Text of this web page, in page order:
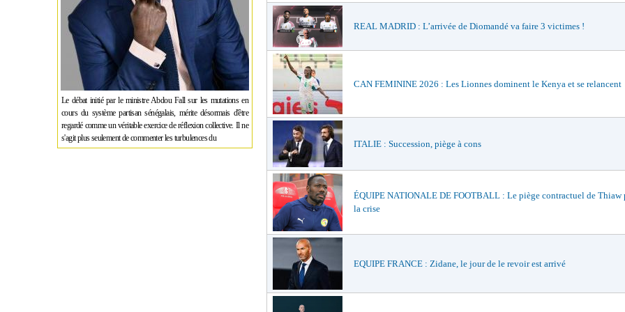
Le débat initié par le ministre Abdou Fall sur les mutations en
cours du système partisan sénégalais, mérite désormais d'être
regardé comme un véritable exercice de réflexion collective. Il ne
s'agit plus seulement de commenter les turbulences du
REAL MADRID : L’arrivée de Diomandé va faire 3 victimes !
CAN FEMININE 2026 : Les Lionnes dominent le Kenya et se relancent
ITALIE : Succession, piège à cons
ÉQUIPE NATIONALE DE FOOTBALL : Le piège contractuel de Thiaw
la crise
EQUIPE FRANCE : Zidane, le jour de le revoir est arrivé